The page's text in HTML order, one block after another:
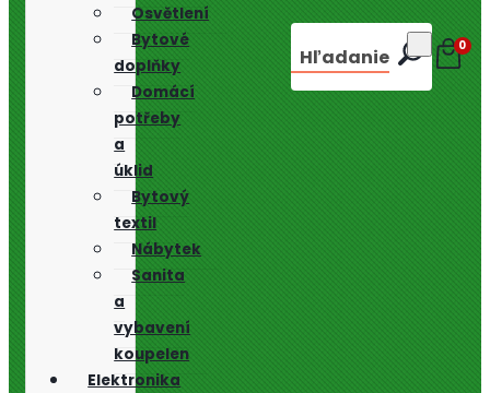
Osvětlení
Bytové
doplňky
Domácí
potřeby
a
úklid
Bytový
textil
Nábytek
Sanita
a
vybavení
koupelen
Elektronika
Hľadanie 0